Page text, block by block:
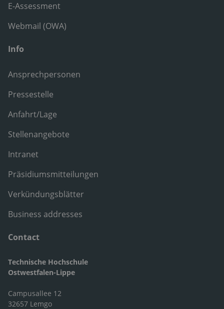
E-Assessment
Webmail (OWA)
Info
Ansprechpersonen
Pressestelle
Anfahrt/Lage
Stellenangebote
Intranet
Präsidiumsmitteilungen
Verkündungsblätter
Business addresses
Contact
Technische Hochschule
Ostwestfalen-Lippe
Campusallee 12
32657 Lemgo